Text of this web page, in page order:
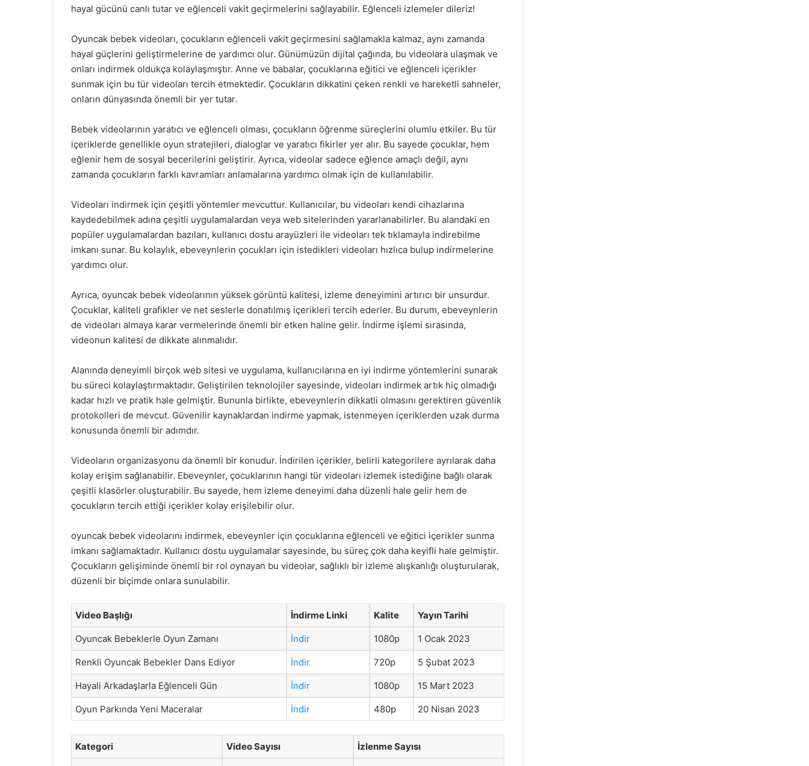
hayal gücünü canlı tutar ve eğlenceli vakit geçirmelerini sağlayabilir. Eğlenceli izlemeler dileriz!
Oyuncak bebek videoları, çocukların eğlenceli vakit geçirmesini sağlamakla kalmaz, aynı zamanda
hayal güçlerini geliştirmelerine de yardımcı olur. Günümüzün dijital çağında, bu videolara ulaşmak ve
onları indirmek oldukça kolaylaşmıştır. Anne ve babalar, çocuklarına eğitici ve eğlenceli içerikler
sunmak için bu tür videoları tercih etmektedir. Çocukların dikkatini çeken renkli ve hareketli sahneler,
onların dünyasında önemli bir yer tutar.
Bebek videolarının yaratıcı ve eğlenceli olması, çocukların öğrenme süreçlerini olumlu etkiler. Bu tür
içeriklerde genellikle oyun stratejileri, dialoglar ve yaratıcı fikirler yer alır. Bu sayede çocuklar, hem
eğlenir hem de sosyal becerilerini geliştirir. Ayrıca, videolar sadece eğlence amaçlı değil, aynı
zamanda çocukların farklı kavramları anlamalarına yardımcı olmak için de kullanılabilir.
Videoları indirmek için çeşitli yöntemler mevcuttur. Kullanıcılar, bu videoları kendi cihazlarına
kaydedebilmek adına çeşitli uygulamalardan veya web sitelerinden yararlanabilirler. Bu alandaki en
popüler uygulamalardan bazıları, kullanıcı dostu arayüzleri ile videoları tek tıklamayla indirebilme
imkanı sunar. Bu kolaylık, ebeveynlerin çocukları için istedikleri videoları hızlıca bulup indirmelerine
yardımcı olur.
Ayrıca, oyuncak bebek videolarının yüksek görüntü kalitesi, izleme deneyimini artırıcı bir unsurdur.
Çocuklar, kaliteli grafikler ve net seslerle donatılmış içerikleri tercih ederler. Bu durum, ebeveynlerin
de videoları almaya karar vermelerinde önemli bir etken haline gelir. İndirme işlemi sırasında,
videonun kalitesi de dikkate alınmalıdır.
Alanında deneyimli birçok web sitesi ve uygulama, kullanıcılarına en iyi indirme yöntemlerini sunarak
bu süreci kolaylaştırmaktadır. Geliştirilen teknolojiler sayesinde, videoları indirmek artık hiç olmadığı
kadar hızlı ve pratik hale gelmiştir. Bununla birlikte, ebeveynlerin dikkatli olmasını gerektiren güvenlik
protokolleri de mevcut. Güvenilir kaynaklardan indirme yapmak, istenmeyen içeriklerden uzak durma
konusunda önemli bir adımdır.
Videoların organizasyonu da önemli bir konudur. İndirilen içerikler, belirli kategorilere ayrılarak daha
kolay erişim sağlanabilir. Ebeveynler, çocuklarının hangi tür videoları izlemek istediğine bağlı olarak
çeşitli klasörler oluşturabilir. Bu sayede, hem izleme deneyimi daha düzenli hale gelir hem de
çocukların tercih ettiği içerikler kolay erişilebilir olur.
oyuncak bebek videolarını indirmek, ebeveynler için çocuklarına eğlenceli ve eğitici içerikler sunma
imkanı sağlamaktadır. Kullanıcı dostu uygulamalar sayesinde, bu süreç çok daha keyifli hale gelmiştir.
Çocukların gelişiminde önemli bir rol oynayan bu videolar, sağlıklı bir izleme alışkanlığı oluşturularak,
düzenli bir biçimde onlara sunulabilir.
Video Başlığı İndirme Linki Kalite Yayın Tarihi
Oyuncak Bebeklerle Oyun Zamanı İndir 1080p 1 Ocak 2023
Renkli Oyuncak Bebekler Dans Ediyor İndir 720p 5 Şubat 2023
Hayali Arkadaşlarla Eğlenceli Gün İndir 1080p 15 Mart 2023
Oyun Parkında Yeni Maceralar İndir 480p 20 Nisan 2023
Kategori Video Sayısı İzlenme Sayısı